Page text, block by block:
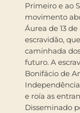
Primeiro e ao
movimento
Áurea de 13
escravidão,
caminhada
futuro. A
Bonifácio de
e roía as
Disseminado